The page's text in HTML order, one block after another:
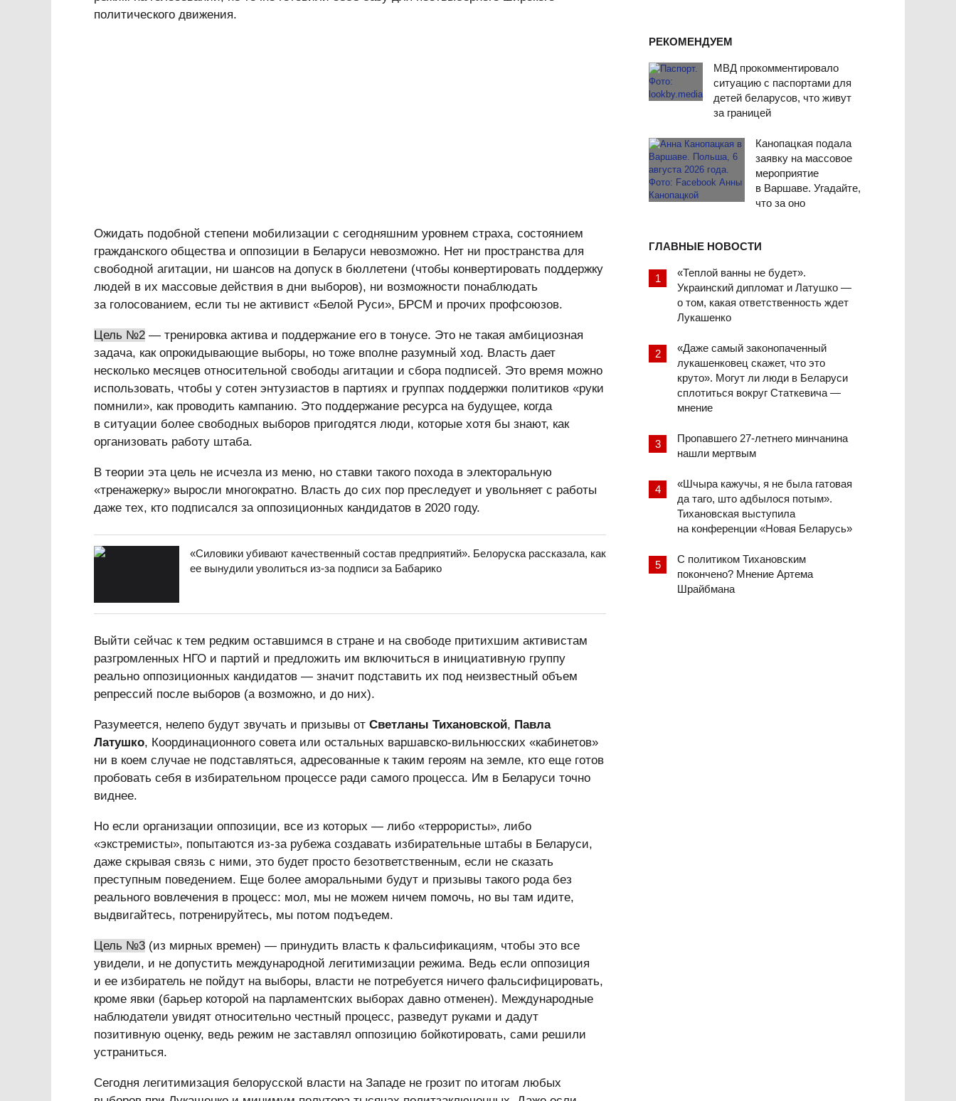
РЕКОМЕНДУЕМ
МВД прокомментировало
ситуацию с паспортами для
детей беларусов, что живут
за границей
Канопацкая подала
заявку на массовое
мероприятие
в Варшаве. Угадайте,
что за оно
ГЛАВНЫЕ НОВОСТИ
«Теплой ванны не будет».
Украинский дипломат и Латушко —
о том, какая ответственность ждет
Лукашенко
«Даже самый законопаченный
лукашенковец скажет, что это
круто». Могут ли люди в Беларуси
сплотиться вокруг Статкевича —
мнение
Пропавшего 27-летнего минчанина
нашли мертвым
«Шчыра кажучы, я не была гатовая
да таго, што адбылося потым».
Тихановская выступила
на конференции «Новая Беларусь»
С политиком Тихановским
покончено? Мнение Артема
Шрайбмана
политического движения.
Ожидать подобной степени мобилизации с сегодняшним уровнем страха, состоянием
гражданского общества и оппозиции в Беларуси невозможно. Нет ни пространства для
свободной агитации, ни шансов на допуск в бюллетени (чтобы конвертировать поддержку
людей в их массовые действия в дни выборов), ни возможности понаблюдать
за голосованием, если ты не активист «Белой Руси», БРСМ и прочих профсоюзов.
Цель №2 — тренировка актива и поддержание его в тонусе. Это не такая амбициозная
задача, как опрокидывающие выборы, но тоже вполне разумный ход. Власть дает
несколько месяцев относительной свободы агитации и сбора подписей. Это время можно
использовать, чтобы у сотен энтузиастов в партиях и группах поддержки политиков «руки
помнили», как проводить кампанию. Это поддержание ресурса на будущее, когда
в ситуации более свободных выборов пригодятся люди, которые хотя бы знают, как
организовать работу штаба.
В теории эта цель не исчезла из меню, но ставки такого похода в электоральную
«тренажерку» выросли многократно. Власть до сих пор преследует и увольняет с работы
даже тех, кто подписался за оппозиционных кандидатов в 2020 году.
«Силовики убивают качественный состав предприятий». Белоруска рассказала, как
ее вынудили уволиться из-за подписи за Бабарико
Выйти сейчас к тем редким оставшимся в стране и на свободе притихшим активистам
разгромленных НГО и партий и предложить им включиться в инициативную группу
реально оппозиционных кандидатов — значит подставить их под неизвестный объем
репрессий после выборов (а возможно, и до них).
Разумеется, нелепо будут звучать и призывы от Светланы Тихановской, Павла
Латушко, Координационного совета или остальных варшавско-вильнюсских «кабинетов»
ни в коем случае не подставляться, адресованные к таким героям на земле, кто еще готов
пробовать себя в избирательном процессе ради самого процесса. Им в Беларуси точно
виднее.
Но если организации оппозиции, все из которых — либо «террористы», либо
«экстремисты», попытаются из-за рубежа создавать избирательные штабы в Беларуси,
даже скрывая связь с ними, это будет просто безответственным, если не сказать
преступным поведением. Еще более аморальными будут и призывы такого рода без
реального вовлечения в процесс: мол, мы не можем ничем помочь, но вы там идите,
выдвигайтесь, потренируйтесь, мы потом подъедем.
Цель №3 (из мирных времен) — принудить власть к фальсификациям, чтобы это все
увидели, и не допустить международной легитимизации режима. Ведь если оппозиция
и ее избиратель не пойдут на выборы, власти не потребуется ничего фальсифицировать,
кроме явки (барьер которой на парламентских выборах давно отменен). Международные
наблюдатели увидят относительно честный процесс, разведут руками и дадут
позитивную оценку, ведь режим не заставлял оппозицию бойкотировать, сами решили
устраниться.
Сегодня легитимизация белорусской власти на Западе не грозит по итогам любых